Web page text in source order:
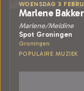
WOENSDAG 3
Marlene Bakker
Marlene/Meldine
Spot Groningen
Groningen
POPULAIRE MUZIEK